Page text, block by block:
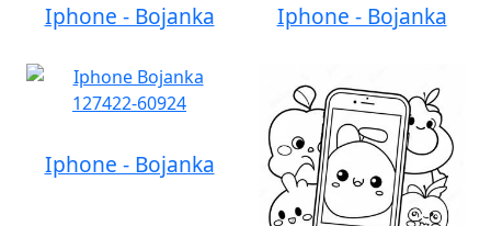
Iphone - Bojanka Iphone - Bojanka
Iphone - Bojanka